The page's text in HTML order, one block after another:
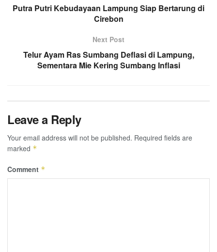
Putra Putri Kebudayaan Lampung Siap Bertarung di
Cirebon
Next Post
Telur Ayam Ras Sumbang Deflasi di Lampung,
Sementara Mie Kering Sumbang Inflasi
Leave a Reply
Your email address will not be published. Required fields are
marked *
Comment *